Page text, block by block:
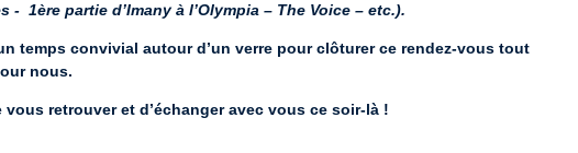
-  1ère partie d’Imany à l’Olympia – The Voice – etc.).
temps convivial autour d’un verre pour clôturer ce rendez-vous tout
nous.
vous retrouver et d’échanger avec vous ce soir-là !